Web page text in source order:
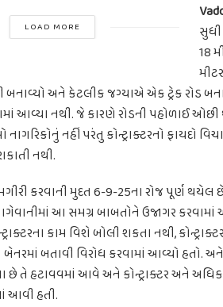
LOAD MORE
18
બનાવ્યો અને કેટલીક જગ્યાએ એક ટ્રેક રોડ
આવ્યા નથી. જે કારણે રોડની પહોળાઈ
નહીં પરંતુ કોન્ટ્રાક્ટરનો ફાયદો
નથી.
કરવાની મુદત 6-9-25ના રોજ પૂર્ણ
આ સમગ્ર બાબતોને ઉજાગર કરવામાં
કામ વિશે બોલી શકતા નથી,
બતાવી વિરોધ કરવામાં આવ્યો હતો.
છે તે હટાવવમાં આવે અને કોન્ટ્રાક્ટર અને
આવી હતી.